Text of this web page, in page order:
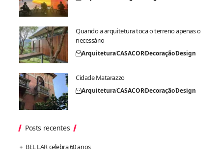
Quando a arquitetura toca o terreno apenas o
necessário
ArquiteturaCASACORDecoraçãoDesign
Cidade Matarazzo
ArquiteturaCASACORDecoraçãoDesign
Posts recentes
BEL LAR celebra 60 anos